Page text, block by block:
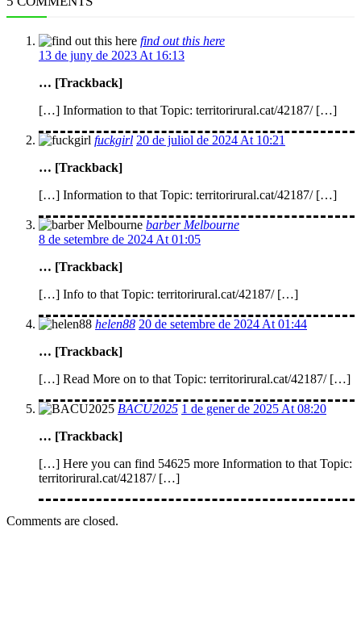
find out this here
13 de juny de 2023 At 16:13
… [Trackback]
[…] Information to that Topic: territorirural.cat/42187/ […]
fuckgirl 20 de juliol de 2024 At 10:21
… [Trackback]
[…] Information to that Topic: territorirural.cat/42187/ […]
barber Melbourne
8 de setembre de 2024 At 01:05
… [Trackback]
[…] Info to that Topic: territorirural.cat/42187/ […]
helen88 20 de setembre de 2024 At 01:44
… [Trackback]
[…] Read More on to that Topic: territorirural.cat/42187/ […]
BACU2025 1 de gener de 2025 At 08:20
… [Trackback]
[…] Here you can find 54625 more Information to that Topic:
territorirural.cat/42187/ […]
Comments are closed.